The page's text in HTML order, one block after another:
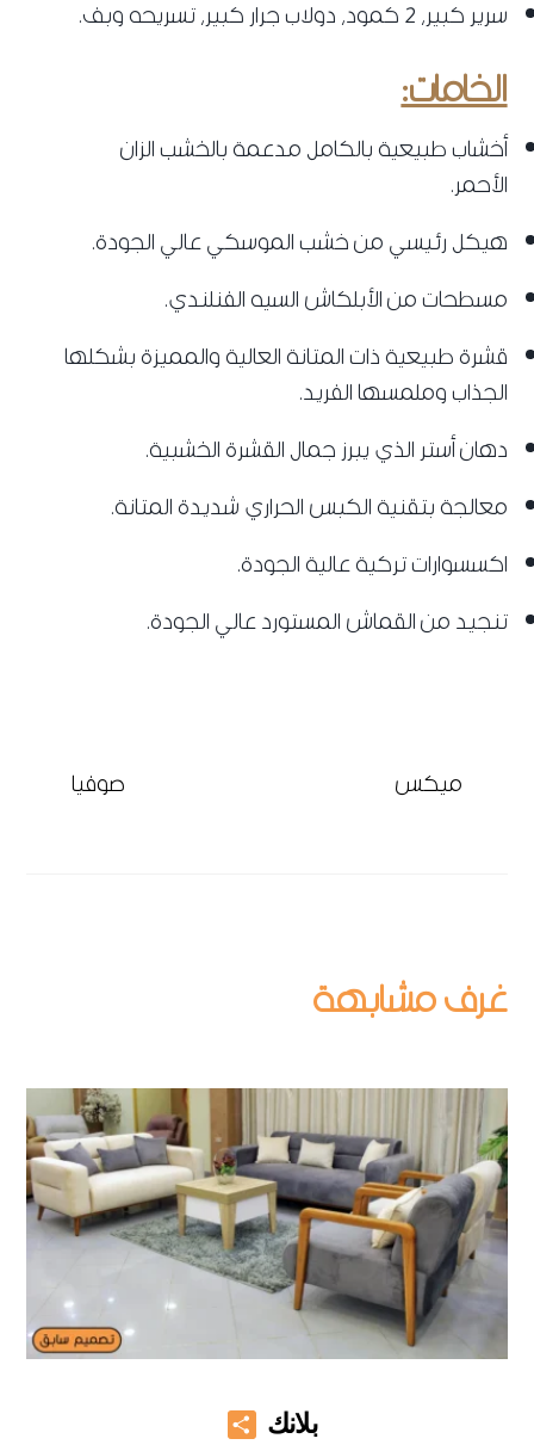
سرير كبير، 2 كمود، دولاب جرار كبير، تسريحه وبف.
الخامات:
‌أخشاب طبيعية بالكامل مدعمة بالخشب الزان
الأحمر.
‌هيكل رئيسي من خشب الموسكي عالي الجودة.
‌مسطحات من الأبلكاش السيه الفنلندي.
قشرة طبيعية ذات المتانة العالية والمميزة بشكلها
الجذاب وملمسها الفريد.
دهان أستر الذي يبرز جمال القشرة الخشبية.
‌معالجة بتقنية الكبس الحراري شديدة المتانة.
اكسسوارات تركية عالية الجودة.
تنجيد من القماش المستورد عالي الجودة.
صوفيا ميكس
بلانك